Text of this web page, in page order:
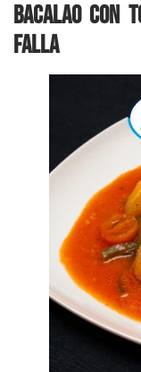
Bacalao con
Falla